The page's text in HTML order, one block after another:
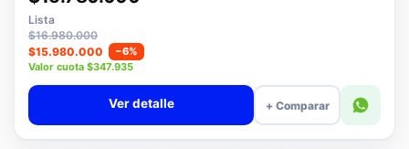
$15.780.000
Lista
$16.980.000
$15.980.000
−6%
Valor cuota $347.935
+ Comparar